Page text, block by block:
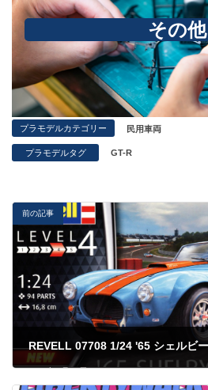
その他
プラモデルカテゴリー 民用車両
プラモデルタグ GT-R
前の記事
REVELL 07708 1/24 '65 シェルビ
2023年5月27日